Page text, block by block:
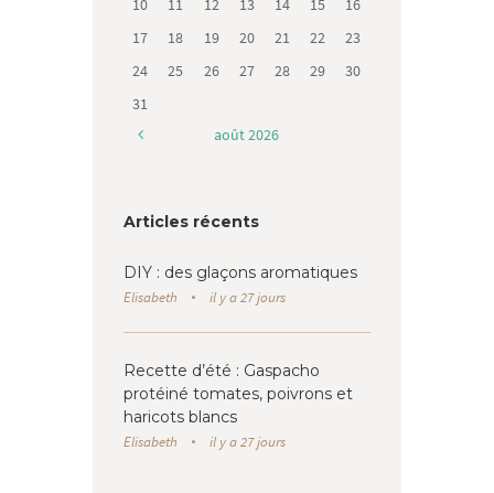
10 11 12 13 14 15
16
17
18 19 20 21 22
23
24
25 26 27 28 29
30
31
août2026
Articles récents
DIY : des glaçons aromatiques
Elisabeth il y a 27 jours
Recette d’été : Gaspacho
protéiné tomates, poivrons et
haricots blancs
Elisabeth il y a 27 jours